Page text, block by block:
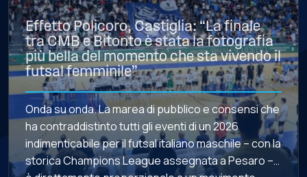
Effetto Policoro, Castiglia: “La finale
tra CMB e Bitonto è stata la fotografia
più bella del momento che sta vivendo il
futsal femminile”
Onda su onda. La marea di pubblico e consensi che
ha contraddistinto tutti gli eventi di un 2026
indimenticabile per il futsal italiano maschile – con la
storica Champions League assegnata a Pesaro –